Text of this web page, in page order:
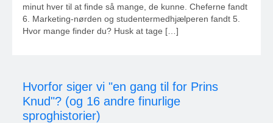
minut hver til at finde så mange, de kunne. Cheferne fandt
6. Marketing-nørden og studentermedhjælperen fandt 5.
Hvor mange finder du? Husk at tage […]
Hvorfor siger vi "en gang til for Prins
Knud"? (og 16 andre finurlige
sproghistorier)